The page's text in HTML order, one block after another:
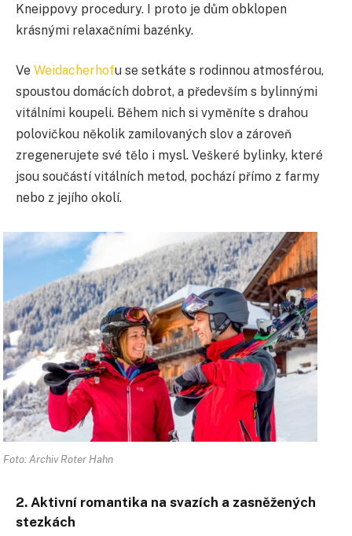
Kneippovy procedury. I proto je dům obklopen
krásnými relaxačními bazénky.
Ve Weidacherhofu se setkáte s rodinnou atmosférou,
spoustou domácích dobrot, a především s bylinnými
vitálními koupeli. Během nich si vyměníte s drahou
polovičkou několik zamilovaných slov a zároveň
zregenerujete své tělo i mysl. Veškeré bylinky, které
jsou součástí vitálních metod, pochází přímo z farmy
nebo z jejího okolí.
Foto: Archiv Roter Hahn
2. Aktivní romantika na svazích a zasněžených
stezkách